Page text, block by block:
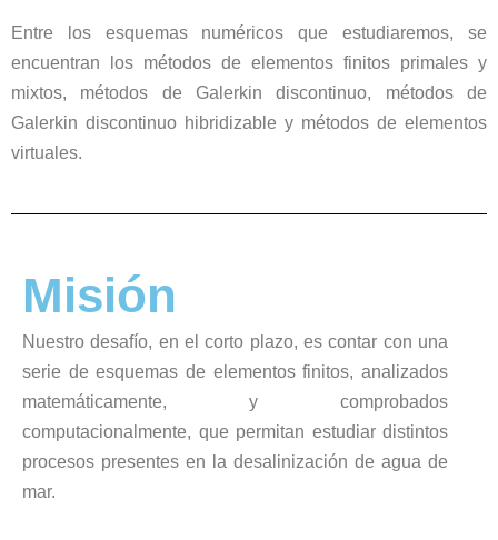
Entre los esquemas numéricos que estudiaremos, se
encuentran los métodos de elementos finitos primales y
mixtos, métodos de Galerkin discontinuo, métodos de
Galerkin discontinuo hibridizable y métodos de elementos
virtuales.
Misión
Nuestro desafío, en el corto plazo, es contar con una
serie de esquemas de elementos finitos, analizados
matemáticamente, y comprobados
computacionalmente, que permitan estudiar distintos
procesos presentes en la desalinización de agua de
mar.